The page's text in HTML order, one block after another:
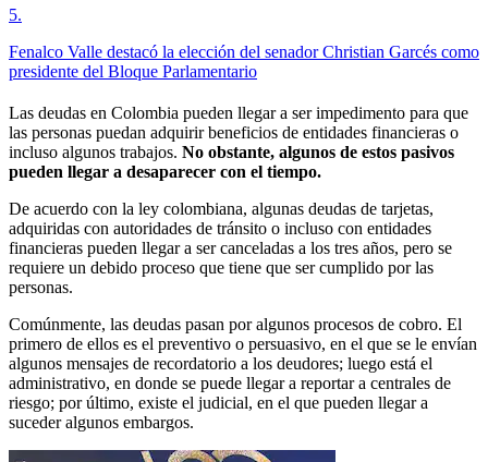
5.
Fenalco Valle destacó la elección del senador Christian Garcés como
presidente del Bloque Parlamentario
Las deudas en Colombia pueden llegar a ser impedimento para que
las personas puedan adquirir beneficios de entidades financieras o
incluso algunos trabajos. No obstante, algunos de estos pasivos
pueden llegar a desaparecer con el tiempo.
De acuerdo con la ley colombiana, algunas deudas de tarjetas,
adquiridas con autoridades de tránsito o incluso con entidades
financieras pueden llegar a ser canceladas a los tres años, pero se
requiere un debido proceso que tiene que ser cumplido por las
personas.
Comúnmente, las deudas pasan por algunos procesos de cobro. El
primero de ellos es el preventivo o persuasivo, en el que se le envían
algunos mensajes de recordatorio a los deudores; luego está el
administrativo, en donde se puede llegar a reportar a centrales de
riesgo; por último, existe el judicial, en el que pueden llegar a
suceder algunos embargos.